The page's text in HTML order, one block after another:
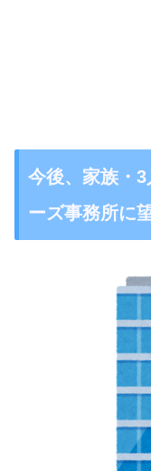
今後、家族・
ーズ事務所に